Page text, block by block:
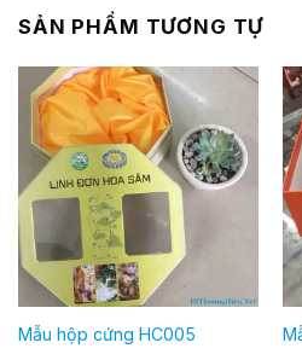
SẢN PHẨM TƯƠNG TỰ
Mẫu hộp cứng HC005